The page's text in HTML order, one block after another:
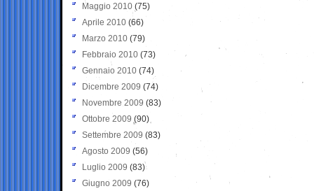
Maggio 2010 (75)
Aprile 2010 (66)
Marzo 2010 (79)
Febbraio 2010 (73)
Gennaio 2010 (74)
Dicembre 2009 (74)
Novembre 2009 (83)
Ottobre 2009 (90)
Settembre 2009 (83)
Agosto 2009 (56)
Luglio 2009 (83)
Giugno 2009 (76)